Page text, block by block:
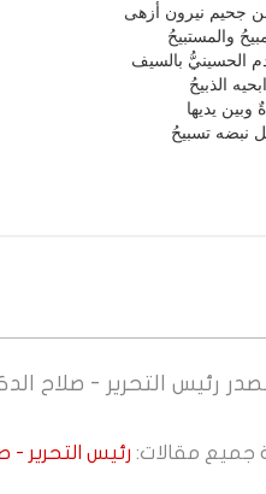
جحيم نيرون أزهى
والمستبيحُ
الحسينيُّ بالسيف
الذبيحُ
يديها
نبضه تسبيحُ
رئيس التحرير - صلاح
جميع مقالات: رئيس التحرير -